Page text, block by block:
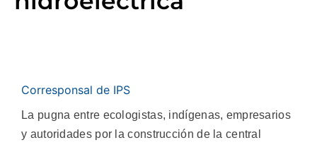
Corresponsal de IPS
La pugna entre ecologistas, indígenas, empresarios
y autoridades por la construcción de la central